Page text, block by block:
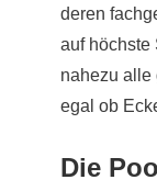
deren
auf höchste
nahezu alle
egal ob
Die